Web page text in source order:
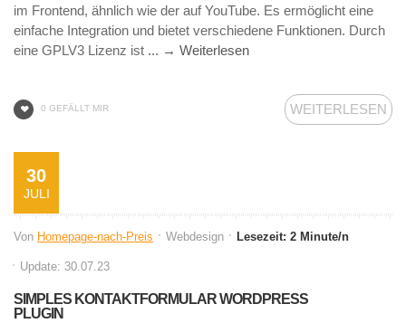
im Frontend, ähnlich wie der auf YouTube. Es ermöglicht eine
einfache Integration und bietet verschiedene Funktionen. Durch
eine GPLV3 Lizenz ist ... → Weiterlesen
0 GEFÄLLT MIR WEITERLESEN
30
JULI
Von Homepage-nach-Preis Webdesign Lesezeit: 2 Minute/n
Update: 30.07.23
SIMPLES KONTAKTFORMULAR WORDPRESS
PLUGIN